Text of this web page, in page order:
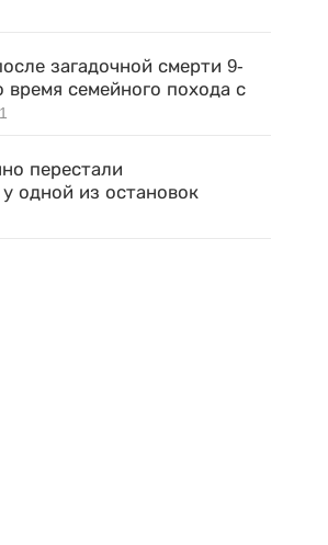
загадочной смерти 9-
время семейного похода с
перестали
у одной из остановок